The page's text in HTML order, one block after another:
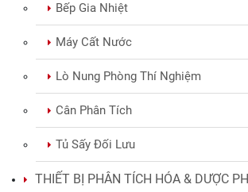
Bếp Gia Nhiệt
Máy Cất Nước
Lò Nung Phòng Thí Nghiệm
Cân Phân Tích
Tủ Sấy Đối Lưu
THIẾT BỊ PHÂN TÍCH HÓA & DƯỢC